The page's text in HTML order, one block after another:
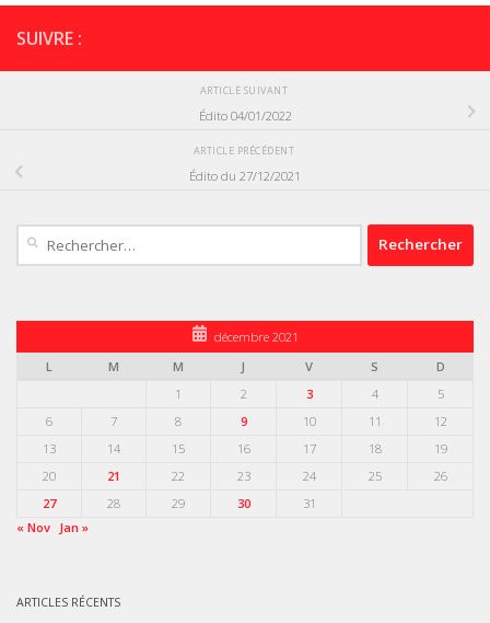
SUIVRE :
ARTICLE SUIVANT
Édito 04/01/2022
ARTICLE PRÉCÉDENT
Édito du 27/12/2021
Rechercher :
décembre 2021
L
M M J V S
D
1
2 3 4
5
6
7 8 9 10 11
12
13
14 15 16 17 18
19
20
21 22 23 24 25
26
27
28 29 30
31
« Nov Jan »
ARTICLES RÉCENTS